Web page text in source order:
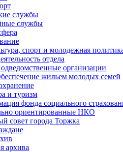
службы
службы
спорт и молодежная
отдела
организации
жильем молодых семей
и туризм
фонда социального
ориентированные НКО
совет города Торжка
архива